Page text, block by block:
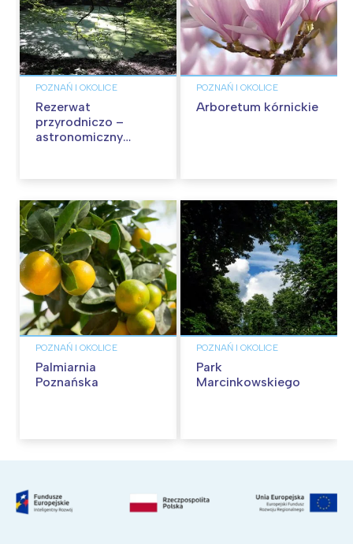
POZNAŃ I OKOLICE
Rezerwat
przyrodniczo –
astronomiczny
POZNAŃ I OKOLICE
Arboretum kórnickie
POZNAŃ I OKOLICE
Palmiarnia
Poznańska
POZNAŃ I OKOLICE
Park
Marcinkowskiego